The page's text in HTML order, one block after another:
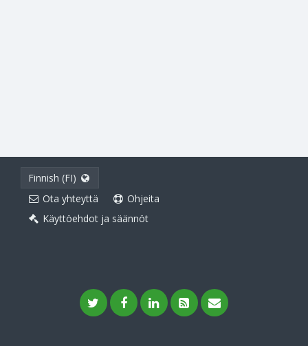
Finnish (FI)
Ota yhteyttä
Ohjeita
Käyttöehdot ja säännöt